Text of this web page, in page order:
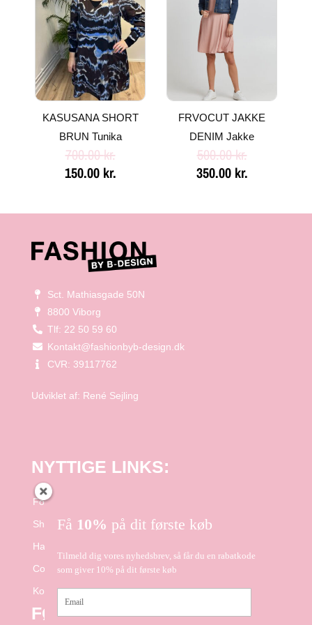
KASUSANA SHORT
BRUN Tunika
700.00kr.
var:
700.00 kr..
150.00 kr.
er:
150.00 kr..
FRVOCUT JAKKE
DENIM Jakke
500.00kr.
var:
500.00 kr..
350.00 kr.
Sct. Mathiasgade 50N
8800 Viborg
Tlf: 22 50 59 60
Kontakt@fashionbyb-design.dk
CVR: 39117762
Udviklet af: René Sejling
NYTTIGE LINKS:
Forside
Shop
Handelsbetingelser
Cookie- og Privatlivspolitik
Kontakt
FØLG OS PÅ FACEBOOK
Få 10% på dit første køb
Tilmeld dig vores nyhedsbrev, så får du en rabatkode
som giver 10% på dit første køb
Email